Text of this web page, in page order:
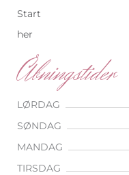
Start
her
Åbningstider
LØRDAG
SØNDAG
MANDAG
TIRSDAG